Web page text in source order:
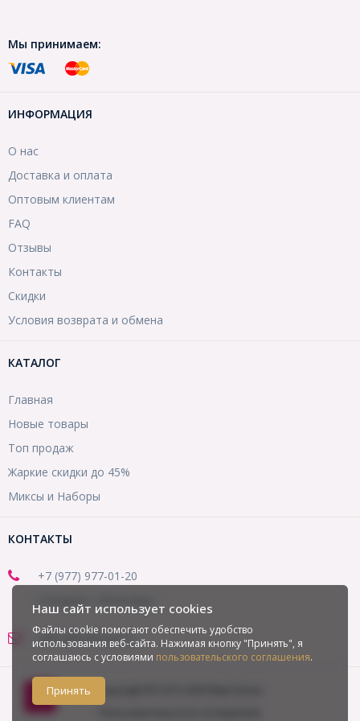
Мы принимаем:
ИНФОРМАЦИЯ
О нас
Доставка и оплата
Оптовым клиентам
FAQ
Отзывы
Контакты
Скидки
Условия возврата и обмена
КАТАЛОГ
Главная
Новые товары
Топ продаж
Жаркие скидки до 45%
Миксы и Наборы
КОНТАКТЫ
+7 (977) 977-01-20
office@mirbusin.ru
Наш сайт использует cookies
Файлы cookie помогают обеспечить удобство
использования веб-сайта. Нажимая кнопку "Принять", я
соглашаюсь с условиями пользовательского соглашения.
Принять